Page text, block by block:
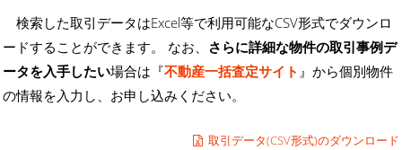
検索した取引データはExcel等で利用可能なCSV形式でダウンロ
ードすることができます。 なお、 さらに詳細な物件の取引事例デ
ータを入手したい場合は『不動産一括査定サイト 』から個別物件
の情報を入力し、お申し込みください。
取引データ(CSV形式)のダウンロード